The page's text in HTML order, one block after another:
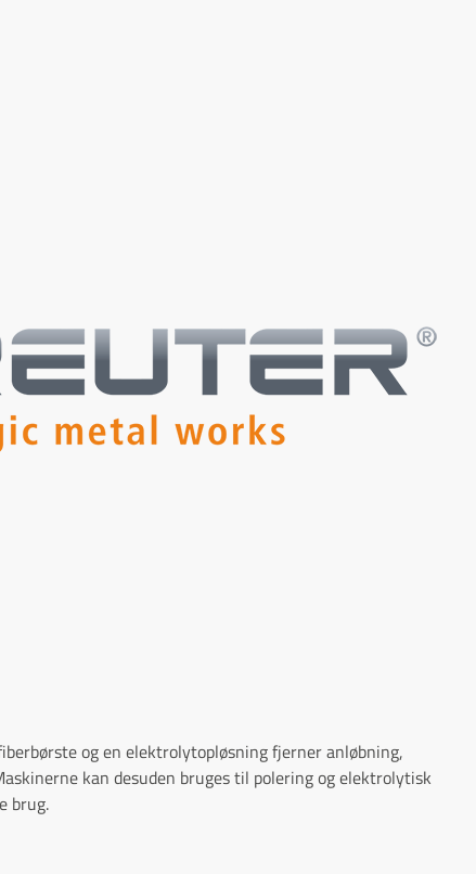
og en elektrolytopløsning fjerner anløbning,
kan desuden bruges til polering og elektrolytisk
brug.